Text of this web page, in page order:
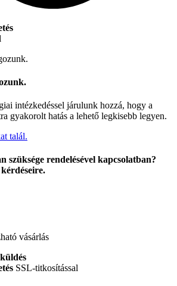
intézkedéssel járulunk hozzá, hogy a
gyakorolt hatás a lehető legkisebb legyen.
talál.
szüksége rendelésével kapcsolatban?
vásárlás
SSL-titkosítással